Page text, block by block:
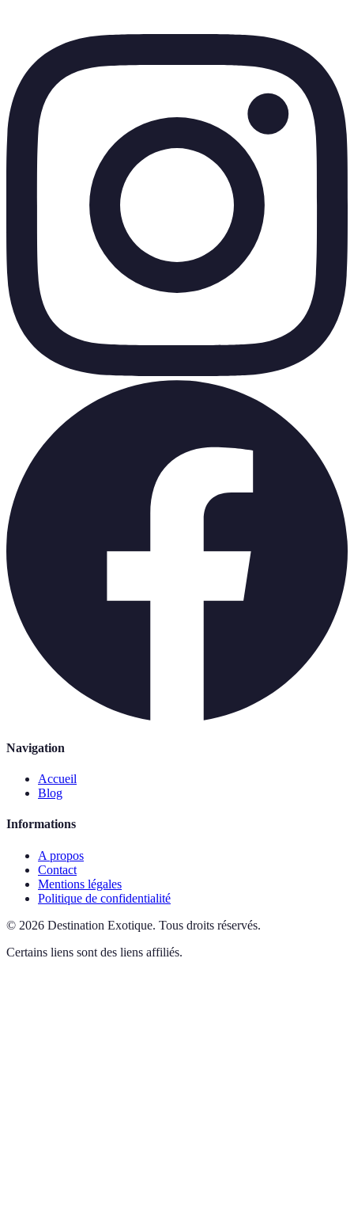
Navigation
Accueil
Blog
Informations
A propos
Contact
Mentions légales
Politique de confidentialité
© 2026 Destination Exotique. Tous droits réservés.
Certains liens sont des liens affiliés.